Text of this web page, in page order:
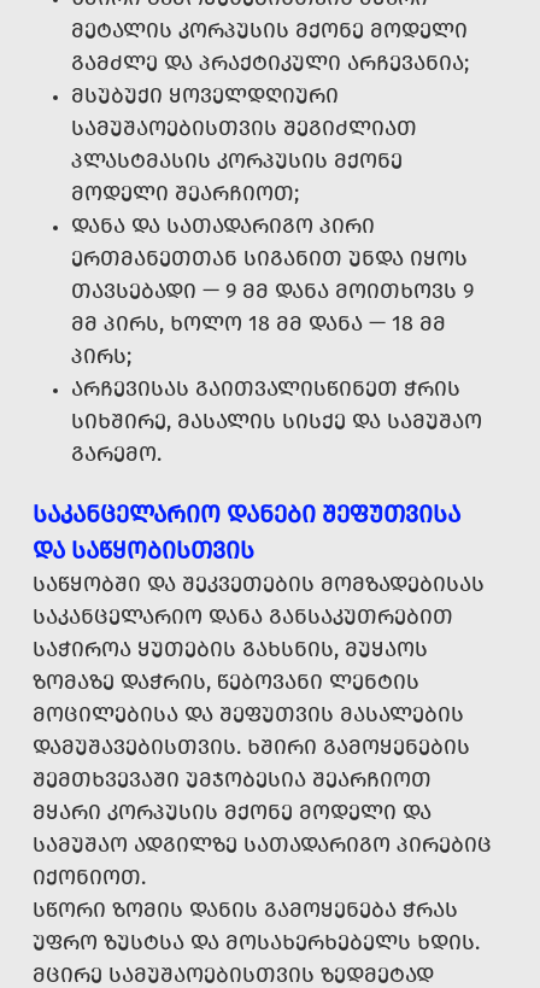
ᲛᲔᲢᲐᲚᲘᲡ ᲙᲝᲠᲞᲣᲡᲘᲡ ᲛᲥᲝᲜᲔ ᲛᲝᲓᲔᲚᲘ
ᲒᲐᲛᲫᲚᲔ ᲓᲐ ᲞᲠᲐᲥᲢᲘᲙᲣᲚᲘ ᲐᲠᲩᲔᲕᲐᲜᲘᲐ;
ᲛᲡᲣᲑᲣᲥᲘ ᲧᲝᲕᲔᲚᲓᲦᲘᲣᲠᲘ
ᲡᲐᲛᲣᲨᲐᲝᲔᲑᲘᲡᲗᲕᲘᲡ ᲨᲔᲒᲘᲫᲚᲘᲐᲗ
ᲞᲚᲐᲡᲢᲛᲐᲡᲘᲡ ᲙᲝᲠᲞᲣᲡᲘᲡ ᲛᲥᲝᲜᲔ
ᲛᲝᲓᲔᲚᲘ ᲨᲔᲐᲠᲩᲘᲝᲗ;
ᲓᲐᲜᲐ ᲓᲐ ᲡᲐᲗᲐᲓᲐᲠᲘᲒᲝ ᲞᲘᲠᲘ
ᲔᲠᲗᲛᲐᲜᲔᲗᲗᲐᲜ ᲡᲘᲒᲐᲜᲘᲗ ᲣᲜᲓᲐ ᲘᲧᲝᲡ
ᲗᲐᲕᲡᲔᲑᲐᲓᲘ — 9 ᲛᲛ ᲓᲐᲜᲐ ᲛᲝᲘᲗᲮᲝᲕᲡ 9
ᲛᲛ ᲞᲘᲠᲡ, ᲮᲝᲚᲝ 18 ᲛᲛ ᲓᲐᲜᲐ — 18 ᲛᲛ
ᲞᲘᲠᲡ;
ᲐᲠᲩᲔᲕᲘᲡᲐᲡ ᲒᲐᲘᲗᲕᲐᲚᲘᲡᲬᲘᲜᲔᲗ ᲭᲠᲘᲡ
ᲡᲘᲮᲨᲘᲠᲔ, ᲛᲐᲡᲐᲚᲘᲡ ᲡᲘᲡᲥᲔ ᲓᲐ ᲡᲐᲛᲣᲨᲐᲝ
ᲒᲐᲠᲔᲛᲝ.
ᲡᲐᲙᲐᲜᲪᲔᲚᲐᲠᲘᲝ ᲓᲐᲜᲔᲑᲘ ᲨᲔᲤᲣᲗᲕᲘᲡᲐ
ᲓᲐ ᲡᲐᲬᲧᲝᲑᲘᲡᲗᲕᲘᲡ
ᲡᲐᲬᲧᲝᲑᲨᲘ ᲓᲐ ᲨᲔᲙᲕᲔᲗᲔᲑᲘᲡ ᲛᲝᲛᲖᲐᲓᲔᲑᲘᲡᲐᲡ
ᲡᲐᲙᲐᲜᲪᲔᲚᲐᲠᲘᲝ ᲓᲐᲜᲐ ᲒᲐᲜᲡᲐᲙᲣᲗᲠᲔᲑᲘᲗ
ᲡᲐᲭᲘᲠᲝᲐ ᲧᲣᲗᲔᲑᲘᲡ ᲒᲐᲮᲡᲜᲘᲡ, ᲛᲣᲧᲐᲝᲡ
ᲖᲝᲛᲐᲖᲔ ᲓᲐᲭᲠᲘᲡ, ᲬᲔᲑᲝᲕᲐᲜᲘ ᲚᲔᲜᲢᲘᲡ
ᲛᲝᲪᲘᲚᲔᲑᲘᲡᲐ ᲓᲐ ᲨᲔᲤᲣᲗᲕᲘᲡ ᲛᲐᲡᲐᲚᲔᲑᲘᲡ
ᲓᲐᲛᲣᲨᲐᲕᲔᲑᲘᲡᲗᲕᲘᲡ. ᲮᲨᲘᲠᲘ ᲒᲐᲛᲝᲧᲔᲜᲔᲑᲘᲡ
ᲨᲔᲛᲗᲮᲕᲔᲕᲐᲨᲘ ᲣᲛᲯᲝᲑᲔᲡᲘᲐ ᲨᲔᲐᲠᲩᲘᲝᲗ
ᲛᲧᲐᲠᲘ ᲙᲝᲠᲞᲣᲡᲘᲡ ᲛᲥᲝᲜᲔ ᲛᲝᲓᲔᲚᲘ ᲓᲐ
ᲡᲐᲛᲣᲨᲐᲝ ᲐᲓᲒᲘᲚᲖᲔ ᲡᲐᲗᲐᲓᲐᲠᲘᲒᲝ ᲞᲘᲠᲔᲑᲘᲪ
ᲘᲥᲝᲜᲘᲝᲗ.
ᲡᲬᲝᲠᲘ ᲖᲝᲛᲘᲡ ᲓᲐᲜᲘᲡ ᲒᲐᲛᲝᲧᲔᲜᲔᲑᲐ ᲭᲠᲐᲡ
ᲣᲤᲠᲝ ᲖᲣᲡᲢᲡᲐ ᲓᲐ ᲛᲝᲡᲐᲮᲔᲠᲮᲔᲑᲔᲚᲡ ᲮᲓᲘᲡ.
ᲛᲪᲘᲠᲔ ᲡᲐᲛᲣᲨᲐᲝᲔᲑᲘᲡᲗᲕᲘᲡ ᲖᲔᲓᲛᲔᲢᲐᲓ